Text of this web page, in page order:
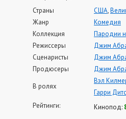
Страны
США,
Жанр
Комедия
Коллекция
Пародии
Режиссеры
Джим
Сценаристы
Джим
Продюсеры
Джим
В ролях
Вэл
Гарри
Рейтинги:
Кинопод: